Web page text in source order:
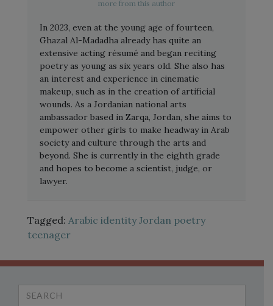
more from this author
In 2023, even at the young age of fourteen,
Ghazal Al-Madadha already has quite an
extensive acting résumé and began reciting
poetry as young as six years old. She also has
an interest and experience in cinematic
makeup, such as in the creation of artificial
wounds. As a Jordanian national arts
ambassador based in Zarqa, Jordan, she aims to
empower other girls to make headway in Arab
society and culture through the arts and
beyond. She is currently in the eighth grade
and hopes to become a scientist, judge, or
lawyer.
Tagged: Arabic identity Jordan poetry
teenager
Search
for: